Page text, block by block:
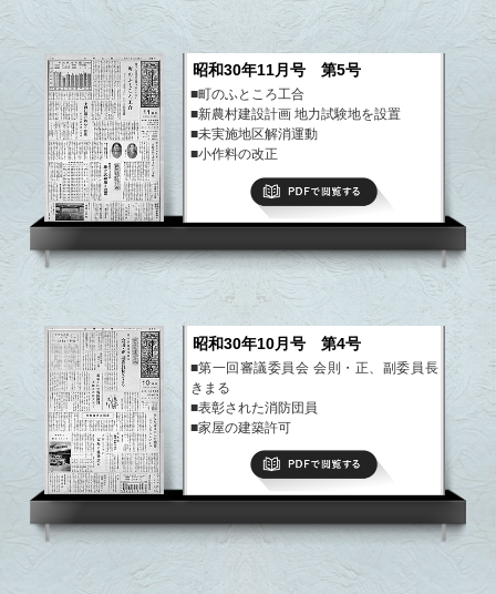
昭和30年11月号 第5号
■町のふところ工合
■新農村建設計画 地力試験地を設置
■未実施地区解消運動
■小作料の改正
■合併後の新治郡、新町村の概要
昭和30年10月号 第4号
■第一回審議委員会 会則・正、副委員長
きまる
■表彰された消防団員
■家屋の建築許可
■林農事研究会の研究発表
■わが家の工夫